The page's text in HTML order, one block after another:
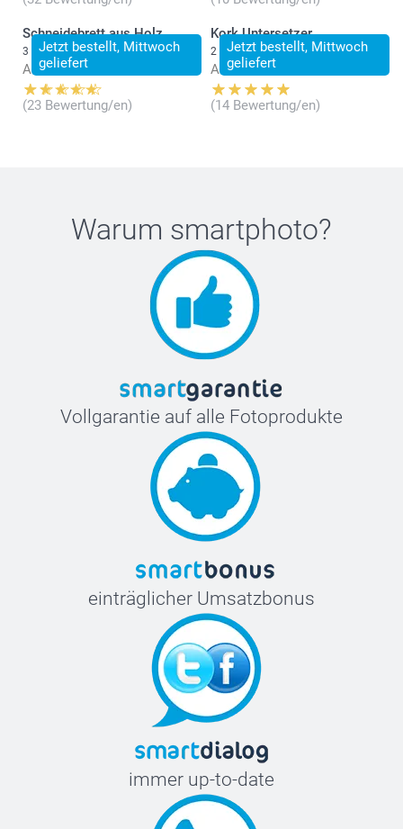
Jetzt bestellt, Mittwoch
geliefert
Schneidebrett aus Holz
3 Varianten
Ab 34.95
(23 Bewertung/en)
Jetzt bestellt, Mittwoch
geliefert
Kork Untersetzer
2 Varianten
Ab 31.95
(14 Bewertung/en)
Warum smartphoto?
Vollgarantie auf alle Fotoprodukte
einträglicher Umsatzbonus
immer up-to-date